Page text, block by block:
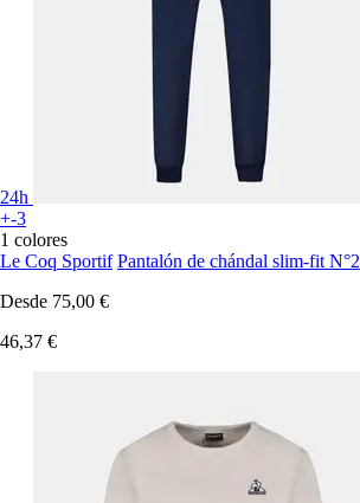
24h
+-3
1 colores
Le Coq Sportif Pantalón de chándal slim-fit N°2
Desde 75,00 €
46,37 €